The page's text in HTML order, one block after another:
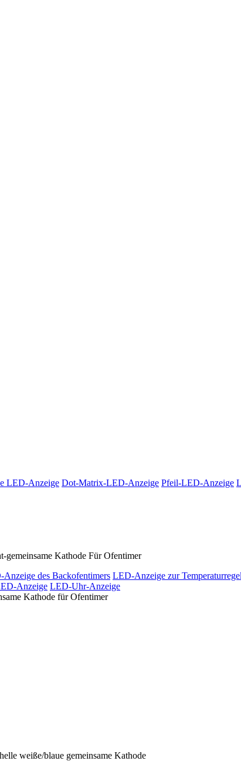
LED-Anzeige Dot-Matrix-LED-Anzeige Pfeil-LED-Anzeige
Kathode Für Ofentimer
des Backofentimers LED-Anzeige zur
Anzeige LED-Uhr-Anzeige
Kathode für Ofentimer
weiße/blaue gemeinsame Kathode